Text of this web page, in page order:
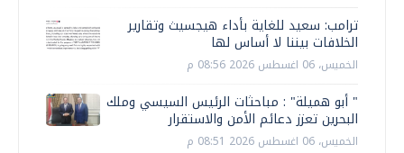
ترامب: سعيد للغاية بأداء هيجسيث وتقارير
الخلافات بيننا لا أساس لها
الخميس، 06 اغسطس 2026 08:56 م
" أبو هميلة" : مباحثات الرئيس السيسي وملك
البحرين تعزز دعائم الأمن والاستقرار
الخميس، 06 اغسطس 2026 08:51 م